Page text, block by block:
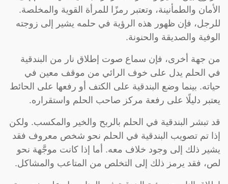
الأمان والطمأنينة، وتعتبر رمزًا للمرأة القوية والمخلصة.
للرجل، فإن ظهور هذه الرؤية في حلمه يشير إلى زوجته
الوفية والصديقة والحنونة.
من جهة أخرى، فإن سماع صوت إطلاق نار من البندقية
في الحلم يدل على خوف الرائي من موقف معين في
حياته. بينما وضع البندقية على الكتف أو رفعها على الحائط
يعتبر دليلًا على رفعة مركز صاحب الحلم واستقراره.
قد تبشر البندقية في الحلم بالربح والخير والمكسب. ولكن
إذا تم تصويب البندقية في الحلم نحو شخص معروف فقد
يشير ذلك إلى وجود خلاف معه. أما إذا كانت موجَّهة نحو
لص، فقد يرمز ذلك إلى التخلص من المتاعب والمشاكل.